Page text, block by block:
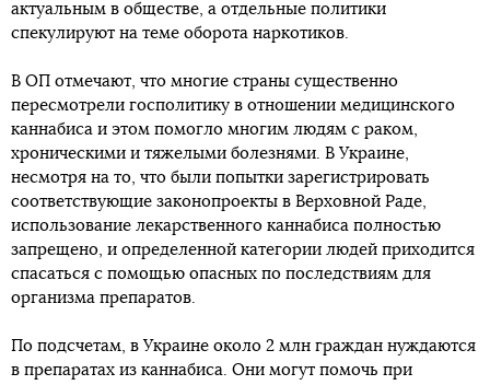
актуальным в обществе, а отдельные политики
спекулируют на теме оборота наркотиков.
В ОП отмечают, что многие страны существенно
пересмотрели госполитику в отношении медицинского
каннабиса и этом помогло многим людям с раком,
хроническими и тяжелыми болезнями. В Украине,
несмотря на то, что были попытки зарегистрировать
соответствующие законопроекты в Верховной Раде,
использование лекарственного каннабиса полностью
запрещено, и определенной категории людей приходится
спасаться с помощью опасных по последствиям для
организма препаратов.
По подсчетам, в Украине около 2 млн граждан нуждаются
в препаратах из каннабиса. Они могут помочь при